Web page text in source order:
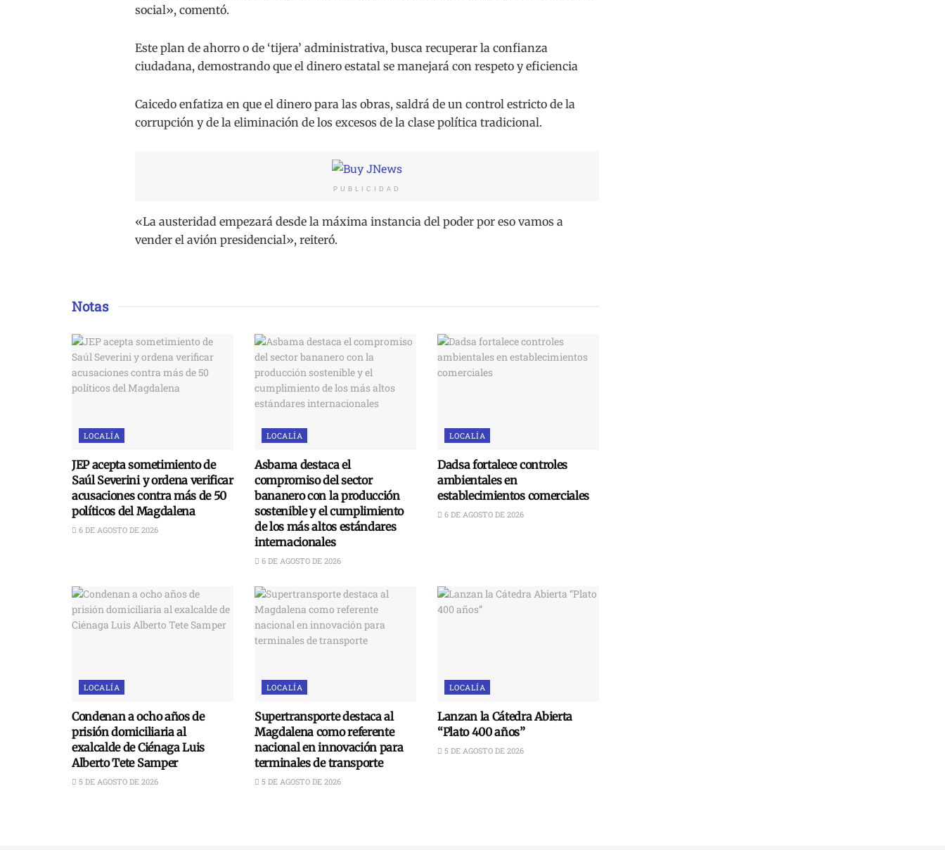
social», comentó.
Este plan de ahorro o de ‘tijera’ administrativa, busca recuperar la confianza
ciudadana, demostrando que el dinero estatal se manejará con respeto y eficiencia
Caicedo enfatiza en que el dinero para las obras, saldrá de un control estricto de la
corrupción y de la eliminación de los excesos de la clase política tradicional.
PUBLICIDAD
«La austeridad empezará desde la máxima instancia del poder por eso vamos a
vender el avión presidencial», reiteró.
Notas
LOCALÍA
JEP acepta sometimiento de
Saúl Severini y ordena verificar
acusaciones contra más de 50
políticos del Magdalena
6 DE AGOSTO DE 2026
LOCALÍA
Asbama destaca el
compromiso del sector
bananero con la producción
sostenible y el cumplimiento
de los más altos estándares
internacionales
6 DE AGOSTO DE 2026
LOCALÍA
Dadsa fortalece controles
ambientales en
establecimientos comerciales
6 DE AGOSTO DE 2026
LOCALÍA
Condenan a ocho años de
prisión domiciliaria al
exalcalde de Ciénaga Luis
Alberto Tete Samper
5 DE AGOSTO DE 2026
LOCALÍA
Supertransporte destaca al
Magdalena como referente
nacional en innovación para
terminales de transporte
5 DE AGOSTO DE 2026
LOCALÍA
Lanzan la Cátedra Abierta
“Plato 400 años”
5 DE AGOSTO DE 2026